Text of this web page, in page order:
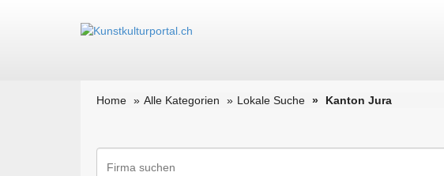
Home Alle Kategorien Lokale Suche Kanton Jura